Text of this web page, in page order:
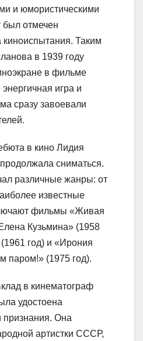
и юмористическими
был отмечен
Таким
в 1939 году
в фильме
игра и
сразу завоевали
в кино Лидия
сниматься.
различные жанры: от
известные
фильмы «Живая
Кузьмина» (1958
год) и «Ирония
паром!» (1975 год).
в кинематограф
удостоена
признания. Она
артистки СССР,